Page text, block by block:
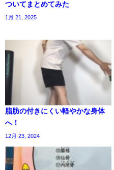
ついてまとめてみた
1月 21, 2025
脂肪の付きにくい軽やかな身体
へ！
12月 23, 2024